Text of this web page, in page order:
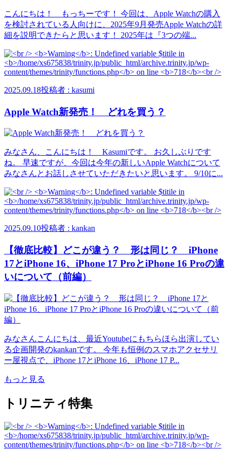
こんにちは！ もっちーです！ 今回は、Apple Watchの購入
を検討されている人向けに、2025年9月発売Apple Watchの詳
細を説明できたらと思います！ 2025年は『3つの端...
2025.09.18投稿者 : kasumi
Apple Watch新発売！ どれを買う？
みなさん、こんにちは！ Kasumiです。 お久しぶりです
ね。 早速ですが、今回は今年の新しいApple Watchについて
みなさんとお話しさせていただきたいと思います。 9/10に...
2025.09.10投稿者 : kankan
【徹底比較】どこが違う？ 形は同じ？ iPhone
17とiPhone 16、iPhone 17 ProとiPhone 16 Proの違
いについて（前編）
みなさんこんにちは、最近Youtubeにもちらほら出演してい
る企画開発のkankanです。 今年も恒例のスマホアクセサリ
ー屋視点で、iPhone 17とiPhone 16、iPhone 17 P...
もっと見る
トリニティ特集